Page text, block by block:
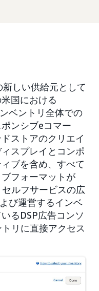
新しい供給元として
国における
ベントリ全体での
ンシブeコマー
ストアのクリエイ
スプレイとコンポ
ブを含め、すべて
フォーマットが
ルフサービスの広
び運営するインベ
るDSP広告コンソ
リに直接アクセス